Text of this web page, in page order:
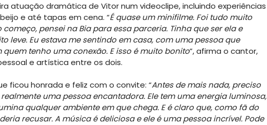
atuação dramática de Vitor num videoclipe, incluindo experiências
e até tapas em cena. “É quase um minifilme. Foi tudo muito
começo, pensei na Bia para essa parceria. Tinha que ser ela e
leve. Eu estava me sentindo em casa, com uma pessoa que
tenho uma conexão. E isso é muito bonito”, afirma o cantor,
e artística entre os dois.
ficou honrada e feliz com o convite: “Antes de mais nada, preciso
uma pessoa encantadora. Ele tem uma energia luminosa,
qualquer ambiente em que chega. E é claro que, como fã do
recusar. A música é deliciosa e ele é uma pessoa incrível. Pode